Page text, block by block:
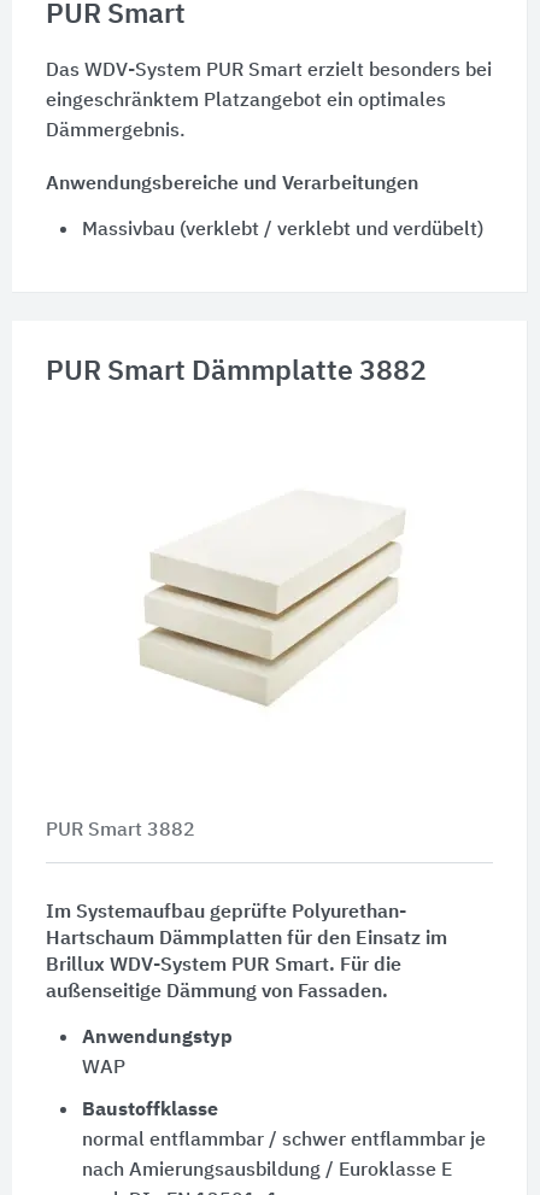
PUR Smart
Das WDV-System PUR Smart erzielt besonders bei
eingeschränktem Platzangebot ein optimales
Dämmergebnis.
Anwendungsbereiche und Verarbeitungen
Massivbau (verklebt / verklebt und verdübelt)
PUR Smart Dämmplatte 3882
PUR Smart 3882
Im Systemaufbau geprüfte Polyurethan-
Hartschaum Dämmplatten für den Einsatz im
Brillux WDV-System PUR Smart. Für die
außenseitige Dämmung von Fassaden.
Anwendungstyp
WAP
Baustoffklasse
normal entflammbar / schwer entflammbar je
nach Amierungsausbildung / Euroklasse E